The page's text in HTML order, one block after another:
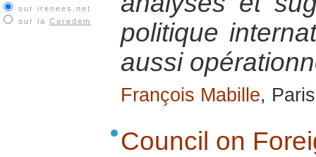
sur irenees.net
sur la Coredem
politique
aussi
François Mabille,
Council on